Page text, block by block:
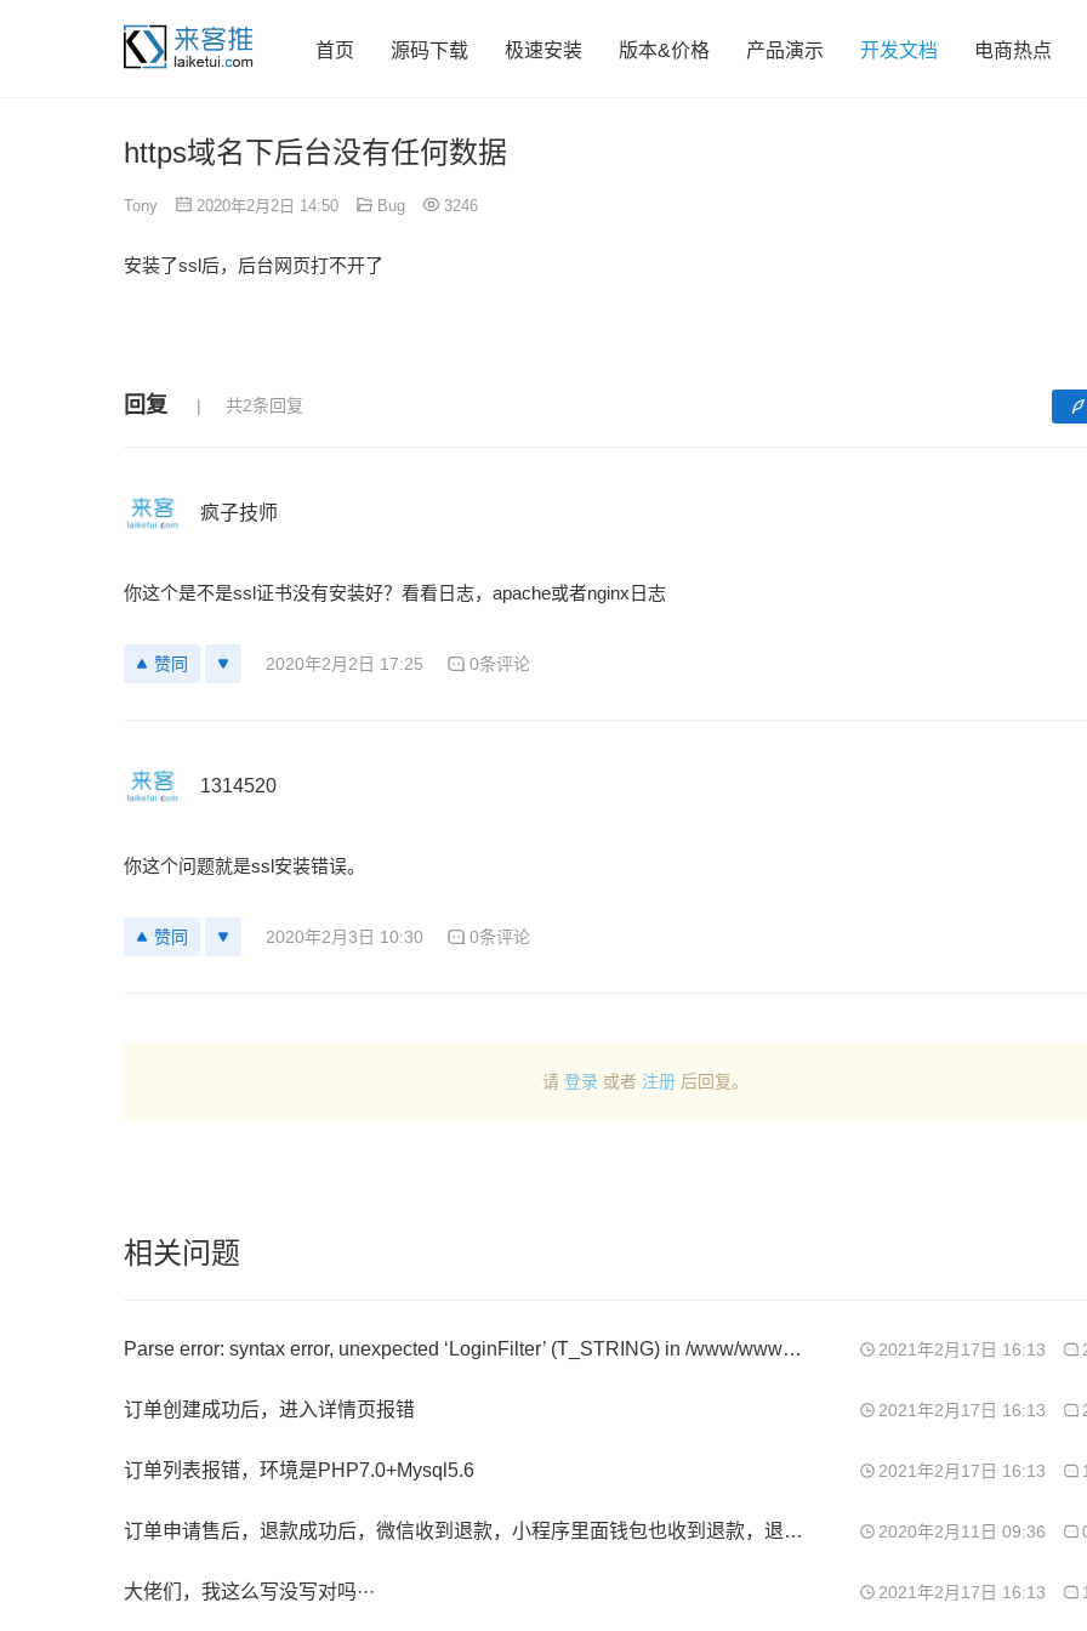
首页 源码下载 极速安装 版本&价格 产品演示 开发文档 电商热点
https域名下后台没有任何数据
Tony 2020年2月2日 14:50 Bug 3246
安装了ssl后，后台网页打不开了
回复 共2条回复
疯子技师
你这个是不是ssl证书没有安装好？看看日志，apache或者nginx日志
赞同 2020年2月2日 17:25 0条评论
1314520
你这个问题就是ssl安装错误。
赞同 2020年2月3日 10:30 0条评论
请 登录 或者 注册 后回复。
相关问题
Parse error: syntax error, unexpected ‘LoginFilter’ (T_STRING) in /www/wwwroot/www.anubiss.me/install/webapp/filter/LoginFilter.class.php on line 1 2021年2月17日 16:13
订单创建成功后，进入详情页报错 2021年2月17日 16:13
订单列表报错，环境是PHP7.0+Mysql5.6 2021年2月17日 16:13
订单申请售后，退款成功后，微信收到退款，小程序里面钱包也收到退款，退了两次 2020年2月11日 09:36
大佬们，我这么写没写对吗··· 2021年2月17日 16:13